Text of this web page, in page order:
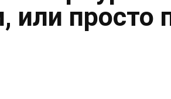
или просто